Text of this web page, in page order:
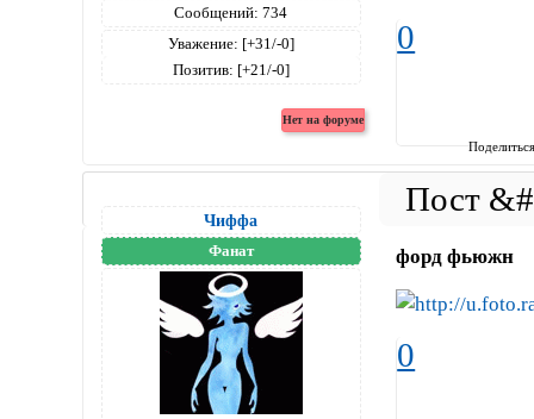
Сообщений: 734
Уважение: [+31/-0]
Позитив: [+21/-0]
0
Чиффа
Фанат форд фьюжн
0